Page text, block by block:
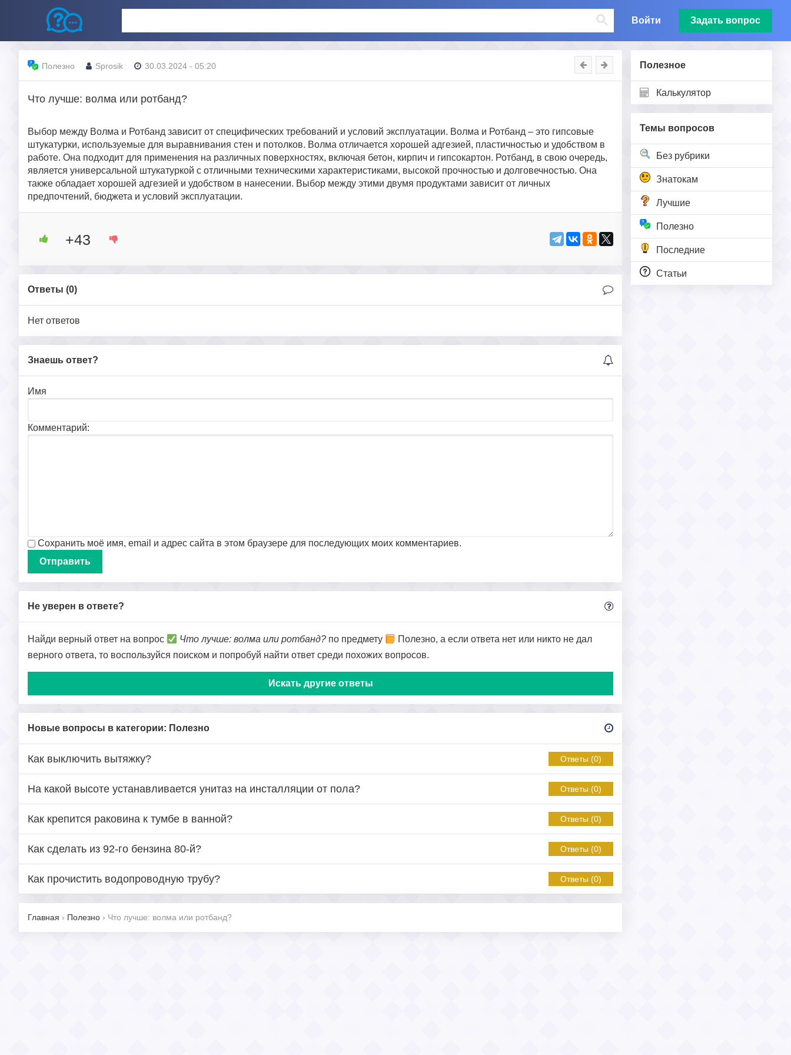
Войти Задать вопрос
Полезное
Калькулятор
Темы вопросов
Без рубрики
Знатокам
Лучшие
Полезно
Последние
Статьи
Полезно Sprosik 30.03.2024 - 05:20
Что лучше: волма или ротбанд?
Выбор между Волма и Ротбанд зависит от специфических требований и условий эксплуатации. Волма и Ротбанд – это гипсовые
штукатурки, используемые для выравнивания стен и потолков. Волма отличается хорошей адгезией, пластичностью и удобством в
работе. Она подходит для применения на различных поверхностях, включая бетон, кирпич и гипсокартон. Ротбанд, в свою очередь,
является универсальной штукатуркой с отличными техническими характеристиками, высокой прочностью и долговечностью. Она
также обладает хорошей адгезией и удобством в нанесении. Выбор между этими двумя продуктами зависит от личных
предпочтений, бюджета и условий эксплуатации.
+43
Ответы (0)
Нет ответов
Знаешь ответ?
Имя
Комментарий:
Сохранить моё имя, email и адрес сайта в этом браузере для последующих моих комментариев.
Не уверен в ответе?
Найди верный ответ на вопрос Что лучше: волма или ротбанд? по предмету
Полезно, а если ответа нет или никто не дал
верного ответа, то воспользуйся поиском и попробуй найти ответ среди похожих вопросов.
Искать другие ответы
Новые вопросы в категории: Полезно
Как выключить вытяжку? Ответы (0)
На какой высоте устанавливается унитаз на инсталляции от пола? Ответы (0)
Как крепится раковина к тумбе в ванной? Ответы (0)
Как сделать из 92-го бензина 80-й? Ответы (0)
Как прочистить водопроводную трубу? Ответы (0)
Главная › Полезно › Что лучше: волма или ротбанд?